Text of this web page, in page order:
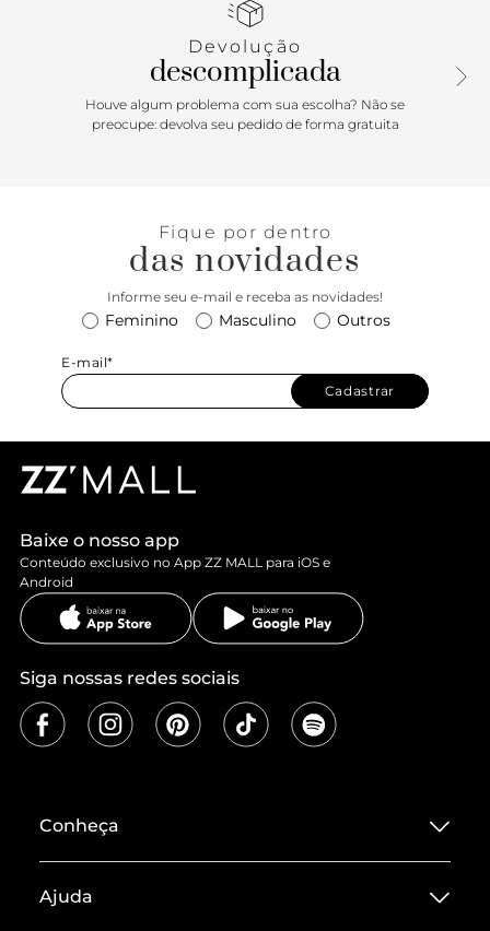
ganhar todo o Brasil. Com sua energia vibrante e alma
Verão nessa collab inédita. Os novos looks trazem o melhor
da união das modelagens atemporais com as versões
renovadas. A paleta de cor refrescante evoca a elegância
despretensiosa dos dias ensolarados à beira-mar. Detalhes
Devolução
descomplicada
Houve algum problema com sua escolha? Não se
preocupe: devolva seu pedido de forma gratuita
Fique por dentro
das novidades
Informe seu e-mail e receba as novidades!
Feminino Masculino Outros
E-mail*
Cadastrar
Baixe o nosso app
Conteúdo exclusivo no App ZZ MALL para iOS e
Android
Siga nossas redes sociais
Conheça
Termos de Uso
Ajuda